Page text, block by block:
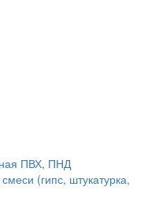
ПВХ, ПНД
(гипс, штукатурка,